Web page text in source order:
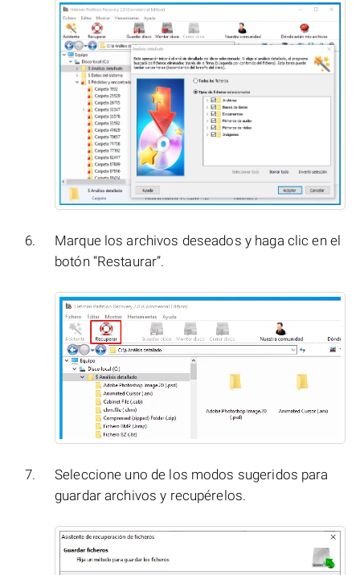
Marque los archivos deseados y haga clic en el
botón “Restaurar”.
Seleccione uno de los modos sugeridos para
guardar archivos y recupérelos.